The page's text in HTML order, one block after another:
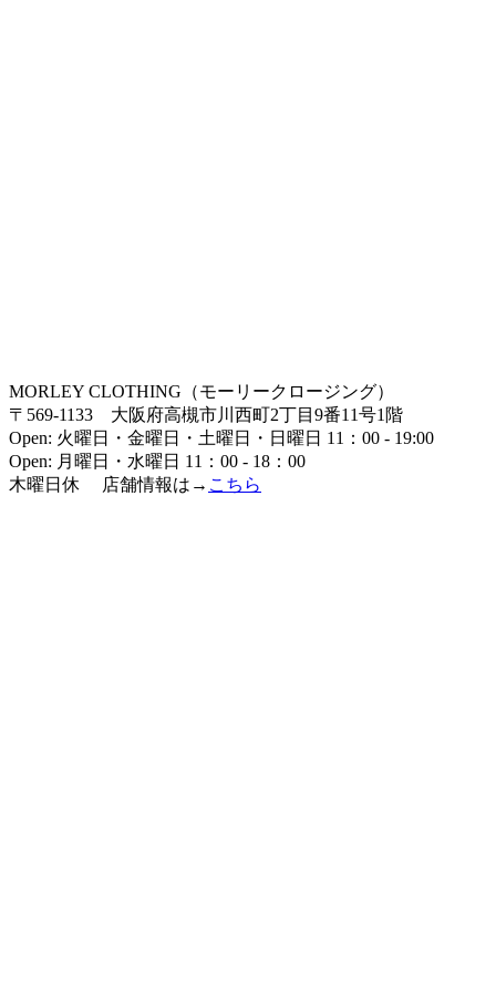
MORLEY CLOTHING（モーリークロージング）
〒569-1133 大阪府高槻市川西町2丁目9番11号1階
Open: 火曜日・金曜日・土曜日・日曜日 11：00 - 19:00
Open: 月曜日・水曜日 11：00 - 18：00
木曜日休 店舗情報は→ こちら